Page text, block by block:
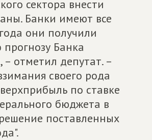
сектора внести
Банки имеют все
они получили
Банка
отметил депутат. –
своего рода
по ставке
бюджета в
поставленных